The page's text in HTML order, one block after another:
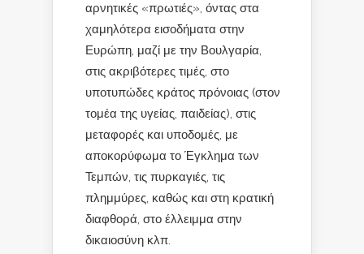
αρνητικές «πρωτιές», όντας στα
χαμηλότερα εισοδήματα στην
Ευρώπη, μαζί με την Βουλγαρία,
στις ακριβότερες τιμές, στο
υποτυπώδες κράτος πρόνοιας (στον
τομέα της υγείας, παιδείας), στις
μεταφορές και υποδομές, με
αποκορύφωμα το Έγκλημα των
Τεμπών, τις πυρκαγιές, τις
πλημμύρες, καθώς και στη κρατική
διαφθορά, στο έλλειμμα στην
δικαιοσύνη κλπ.